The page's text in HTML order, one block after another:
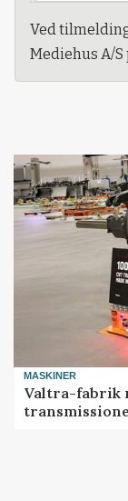
Ved
Mediehus A/
MASKINER
Valtra-fabrik